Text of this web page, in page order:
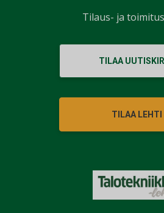
TILAA
TILAA LEHTI
Tilaus- ja